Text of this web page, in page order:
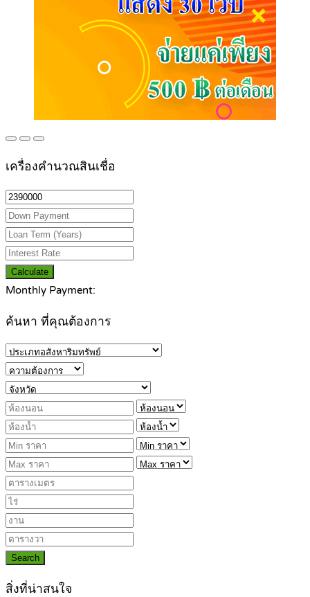
เครื่องคำนวณสินเชื่อ
Calculate
Monthly Payment:
ค้นหา ที่คุณต้องการ
Search
สิ่งที่น่าสนใจ